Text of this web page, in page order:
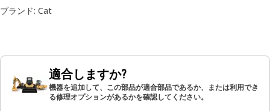
ブランド: Cat
適合しますか?
機器を追加して、この部品が適合部品であるか、または利用でき
る修理オプションがあるかを確認してください。